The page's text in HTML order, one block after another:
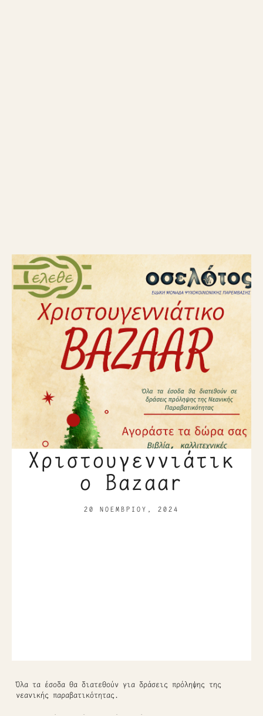
Χριστουγεννιάτικ
ο Bazaar
20 ΝΟΕΜΒΡΊΟΥ, 2024
Όλα τα έσοδα θα διατεθούν για δράσεις πρόληψης της
νεανικής παραβατικότητας.